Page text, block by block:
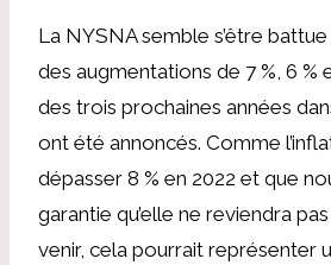
La NYSNA semble s’être
des augmentations de 7 %, 6 %
des trois prochaines années
ont été annoncés. Comme
dépasser 8 % en 2022 et que
garantie qu’elle ne reviendra
venir, cela pourrait représenter